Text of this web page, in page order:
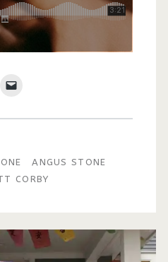
ANGUS STONE
CORBY